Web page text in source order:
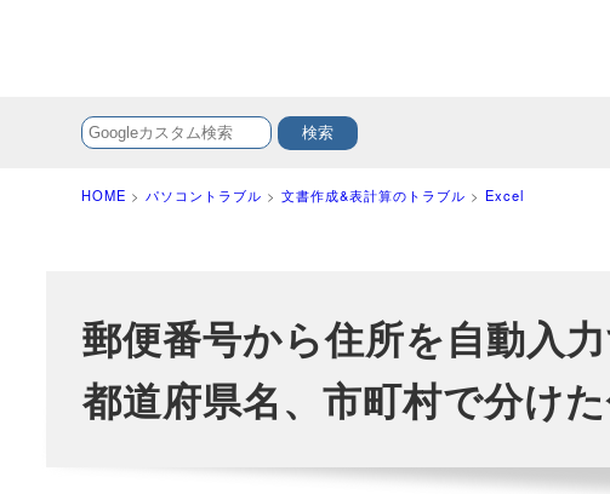
HOME > パソコントラブル >文書作成&表計算のトラブル > Excel
郵便番号から住所を自動入
都道府県名、市町村で分け